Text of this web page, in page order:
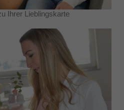
Ihrer Lieblingskarte